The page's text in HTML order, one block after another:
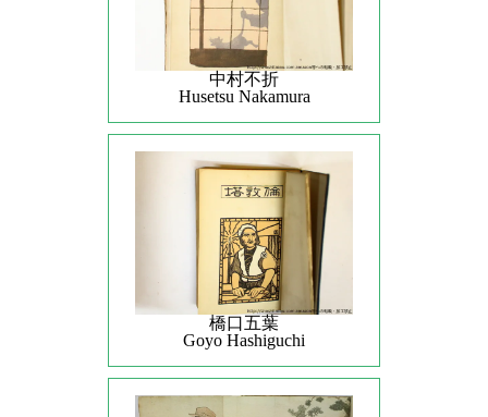
中村不折
Husetsu Nakamura
橋口五葉
Goyo Hashiguchi